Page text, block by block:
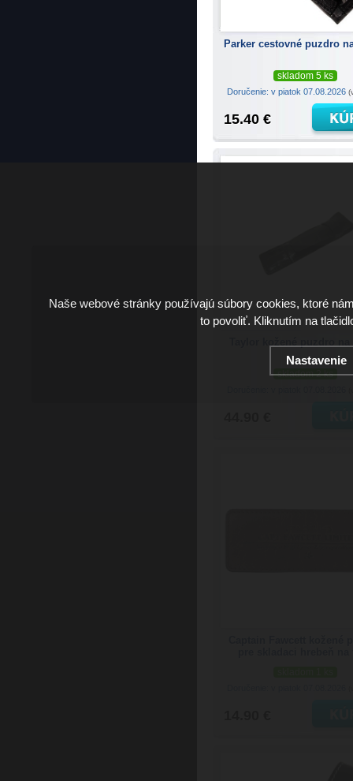
Parker cestovné puzdro
skladom 5 ks
Doručenie: v piatok 07.08.2026
15.40 €
skladom 2 ks
Naše webové stránky používajú súbory cookies, ktoré
to povoliť. Kliknutím na
Nastavenie